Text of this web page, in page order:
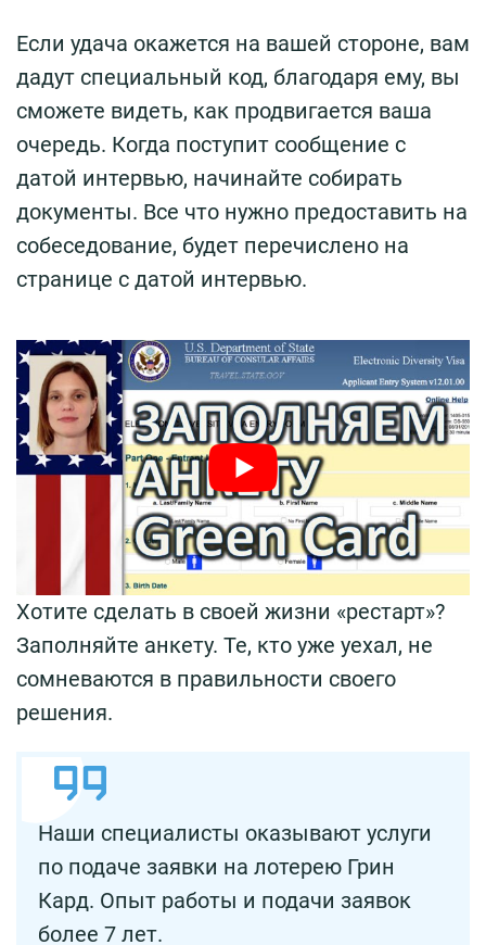
Если удача окажется на вашей стороне, вам
дадут специальный код, благодаря ему, вы
сможете видеть, как продвигается ваша
очередь. Когда поступит сообщение с
датой интервью, начинайте собирать
документы. Все что нужно предоставить на
собеседование, будет перечислено на
странице с датой интервью.
Хотите сделать в своей жизни «рестарт»?
Заполняйте анкету. Те, кто уже уехал, не
сомневаются в правильности своего
решения.
Наши специалисты оказывают услуги
по подаче заявки на лотерею Грин
Кард. Опыт работы и подачи заявок
более 7 лет.